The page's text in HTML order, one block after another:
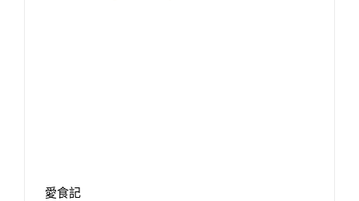
愛食記